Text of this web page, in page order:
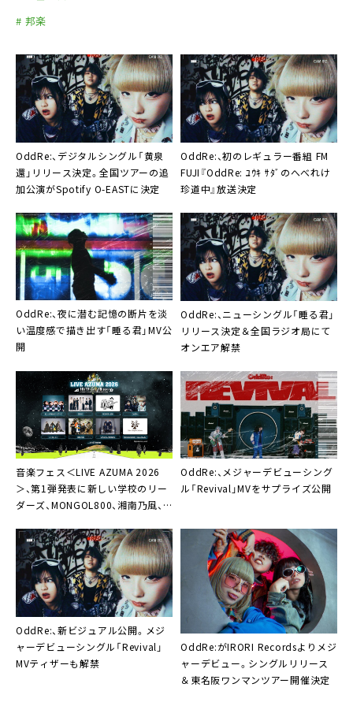
# 邦楽
OddRe:、デジタルシングル「黄泉
還」リリース決定。全国ツアーの追
加公演がSpotify O-EASTに決定
OddRe:、初のレギュラー番組 FM
FUJI『OddRe: ﾕｳｷ ｻﾀﾞのへべれけ
珍道中』放送決定
OddRe:、夜に潜む記憶の断片を淡
い温度感で描き出す「睡る君」MV公
開
OddRe:、ニューシングル「睡る君」
リリース決定＆全国ラジオ局にて
オンエア解禁
音楽フェス＜LIVE AZUMA 2026
＞、第1弾発表に新しい学校のリー
ダーズ、MONGOL800、湘南乃⾵、
OddRe:、メジャーデビューシング
ル「Revival」MVをサプライズ公開
OddRe:、新ビジュアル公開。メジ
ャーデビューシングル「Revival」
MVティザーも解禁
OddRe:がIRORI Recordsよりメジ
ャーデビュー。シングルリリース
＆東名阪ワンマンツアー開催決定